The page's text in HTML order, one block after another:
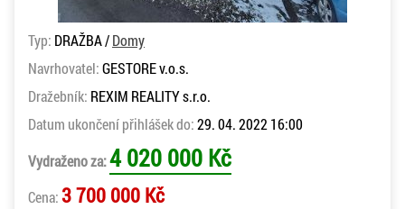
Typ: DRAŽBA /Domy
Navrhovatel:GESTORE v.o.s.
Dražebník: REXIM REALITY s.r.o.
Datum ukončení přihlášek do:29. 04. 2022 16:00
Vydraženo za:4 020 000 Kč
Cena:3 700 000 Kč